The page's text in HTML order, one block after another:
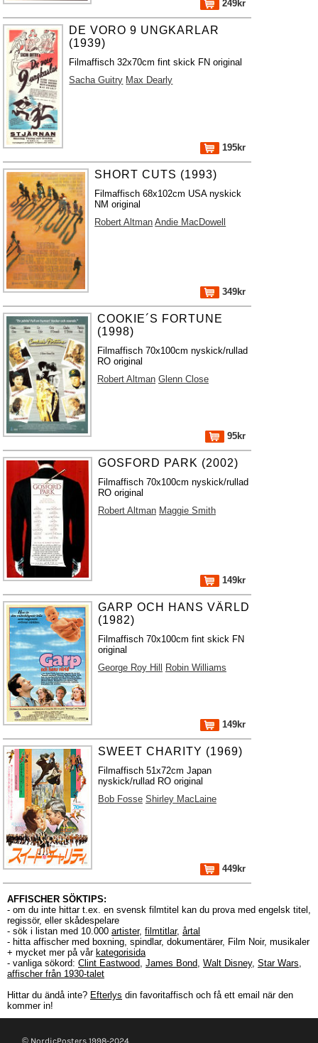
249kr
DE VORO 9 UNGKARLAR
(1939)
Filmaffisch 32x70cm fint skick FN original
Sacha Guitry Max Dearly
195kr
SHORT CUTS (1993)
Filmaffisch 68x102cm USA nyskick
NM original
Robert Altman Andie MacDowell
349kr
COOKIE´S FORTUNE
(1998)
Filmaffisch 70x100cm nyskick/rullad
RO original
Robert Altman Glenn Close
95kr
GOSFORD PARK (2002)
Filmaffisch 70x100cm nyskick/rullad
RO original
Robert Altman Maggie Smith
149kr
GARP OCH HANS VÄRLD
(1982)
Filmaffisch 70x100cm fint skick FN
original
George Roy Hill
Robin Williams
149kr
SWEET CHARITY (1969)
Filmaffisch 51x72cm Japan
nyskick/rullad RO original
Bob Fosse Shirley MacLaine
449kr
AFFISCHER SÖKTIPS:
- om du inte hittar t.ex. en svensk filmtitel kan du prova med engelsk titel,
regissör, eller skådespelare
- sök i listan med 10.000 artister, filmtitlar, årtal
- hitta affischer med boxning, spindlar, dokumentärer, Film Noir, musikaler
+ mycket mer på vår kategorisida
- vanliga sökord: Clint Eastwood, James Bond, Walt Disney, Star Wars,
affischer från 1930-talet
Hittar du ändå inte? Efterlys din favoritaffisch och få ett email när den
kommer in!
© NordicPosters 1998-2024